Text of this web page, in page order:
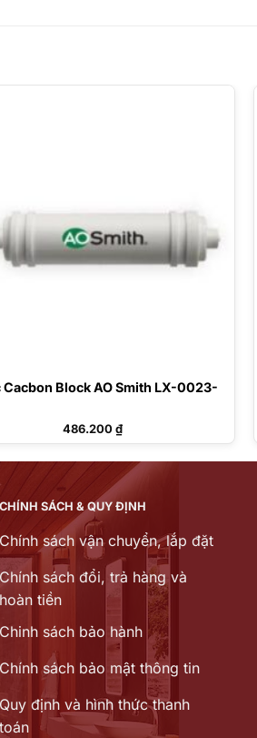
Cacbon Block AO Smith LX-0023-
486.200₫
CHÍNH SÁCH & QUY ĐỊNH
Chính sách vận chuyển, lắp đặt
Chính sách đổi, trả hàng và
hoàn tiền
Chinh sách bảo hành
Chính sách bảo mật thông tin
Quy định và hình thức thanh
toán